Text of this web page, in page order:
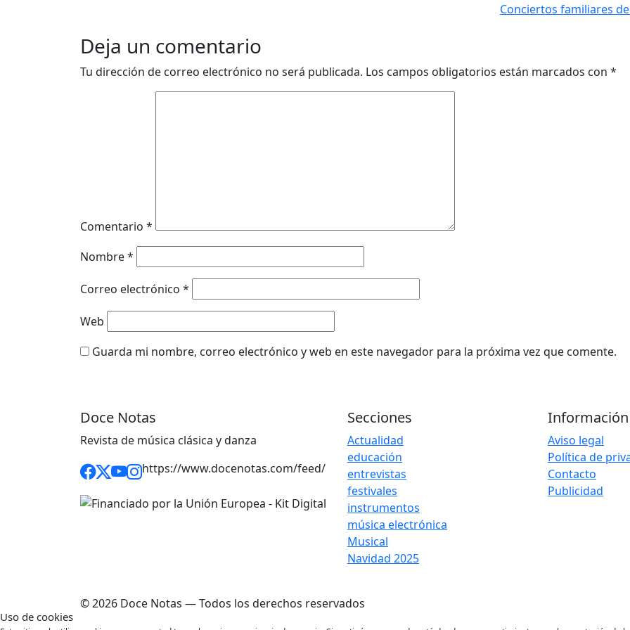
Conciertos familiares
Deja un comentario
Tu dirección de correo electrónico no será publicada. Los campos obligatorios están marcados con *
Comentario *
Nombre*
Correo electrónico *
Web
Guarda mi nombre, correo electrónico y web en este navegador para la próxima vez que comente.
Doce Notas
Revista de música clásica y danza
https://www.docenotas.com/feed/
Secciones
Actualidad
educación
entrevistas
festivales
instrumentos
música electrónica
Musical
Navidad 2025
Información
Aviso legal
Política de
Contacto
Publicidad
© 2026 Doce Notas — Todos los derechos reservados
Uso de cookies